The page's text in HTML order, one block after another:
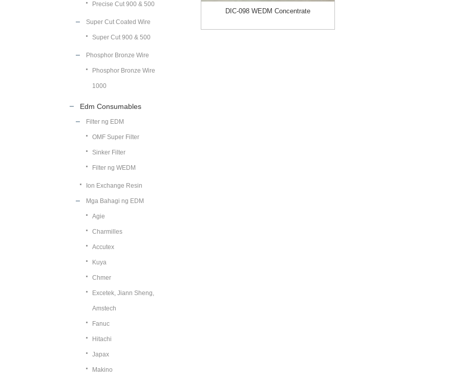
Precise Cut 900 & 500
Super Cut Coated Wire
Super Cut 900 & 500
Phosphor Bronze Wire
Phosphor Bronze Wire
1000
Edm Consumables
Filter ng EDM
OMF Super Filter
Sinker Filter
Filter ng WEDM
Ion Exchange Resin
Mga Bahagi ng EDM
Agie
Charmilles
Accutex
Kuya
Chmer
Excetek, Jiann Sheng,
Amstech
Fanuc
Hitachi
Japax
Makino
DIC-098 WEDM Concentrate